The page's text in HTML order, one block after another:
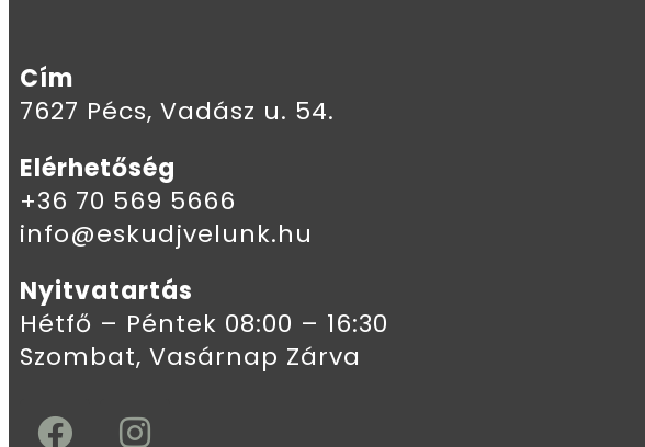
Cím
7627 Pécs, Vadász u. 54.
Elérhetőség
+36 70 569 5666
info@eskudjvelunk.hu
Nyitvatartás
Hétfő – Péntek 08:00 – 16:30
Szombat, Vasárnap Zárva